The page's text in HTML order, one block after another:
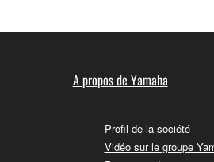
A propos de Yamaha
Profil de la société
Vidéo sur le groupe